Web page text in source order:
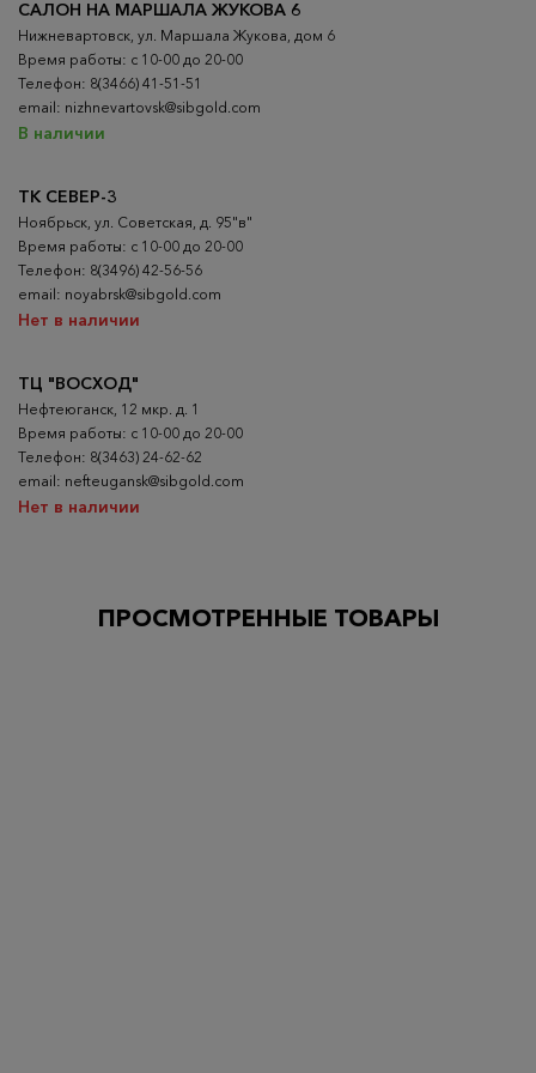
ТК СЕВЕР-3
Ноябрьск, ул. Советская, д. 95"в"
Время работы: с 10-00 до 20-00
Телефон: 8(3496) 42-56-56
email: noyabrsk@sibgold.com
Нет в наличии
ТЦ "ВОСХОД"
Нефтеюганск, 12 мкр. д. 1
Время работы: с 10-00 до 20-00
Телефон: 8(3463) 24-62-62
email: nefteugansk@sibgold.com
Нет в наличии
САЛОН НА МАРШАЛА ЖУКОВА 6
Нижневартовск, ул. Маршала Жукова, дом 6
Время работы: с 10-00 до 20-00
Телефон: 8(3466) 41-51-51
email: nizhnevartovsk@sibgold.com
В наличии
ПРОСМОТРЕННЫЕ ТОВАРЫ